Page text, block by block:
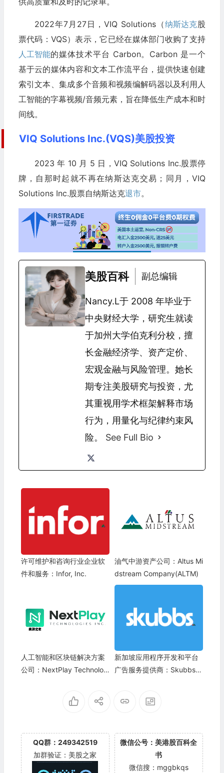
2022年7月27日，VIQ Solutions（纳斯达克股
票代码：VQS）表示，它已经在媒体部门收购了支持
人工智能的媒体技术平台 Carbon。Carbon 是一个
基于云的媒体内容和文本工作流平台，提供快速创建
索引文本、集成多个音频和视频编解码器以及利用人
工智能的字幕视频/音频元素，旨在降低生产成本和时
间线。
VIQ Solutions Inc.(VQS)美股投资
2023 年 10 月 5 日，VIQ Solutions Inc.股票停
牌，自那时起就不再在纳斯达克交易；同月，VIQ
Solutions Inc.股票自纳斯达克退市。
美股百科 副总编辑
Nancy.L于 2008 年毕业于
中央财经大学，研究生就读
于加州大学伯克利分校，擅
长金融经济学、资产定价、
宏观金融与风险管理。她长
期专注美股研究与投资，尤
其重视用学术框架解释市场
行为，用量化与纪律约束风
险。 See Full Bio
许可维护和咨询行业企业软
件和服务：Infor, Inc.
油气中游资产公司：Altus Mi
dstream Company(ALTM)
人工智能和区块链解决方案
公司：NextPlay Technologi
新加坡应用程序开发和平台
广告服务提供商：Skubbs H
QQ群：249342519
加群验证：美股之家
微信公号：美港股百科全
书
微信搜：mggbkqs